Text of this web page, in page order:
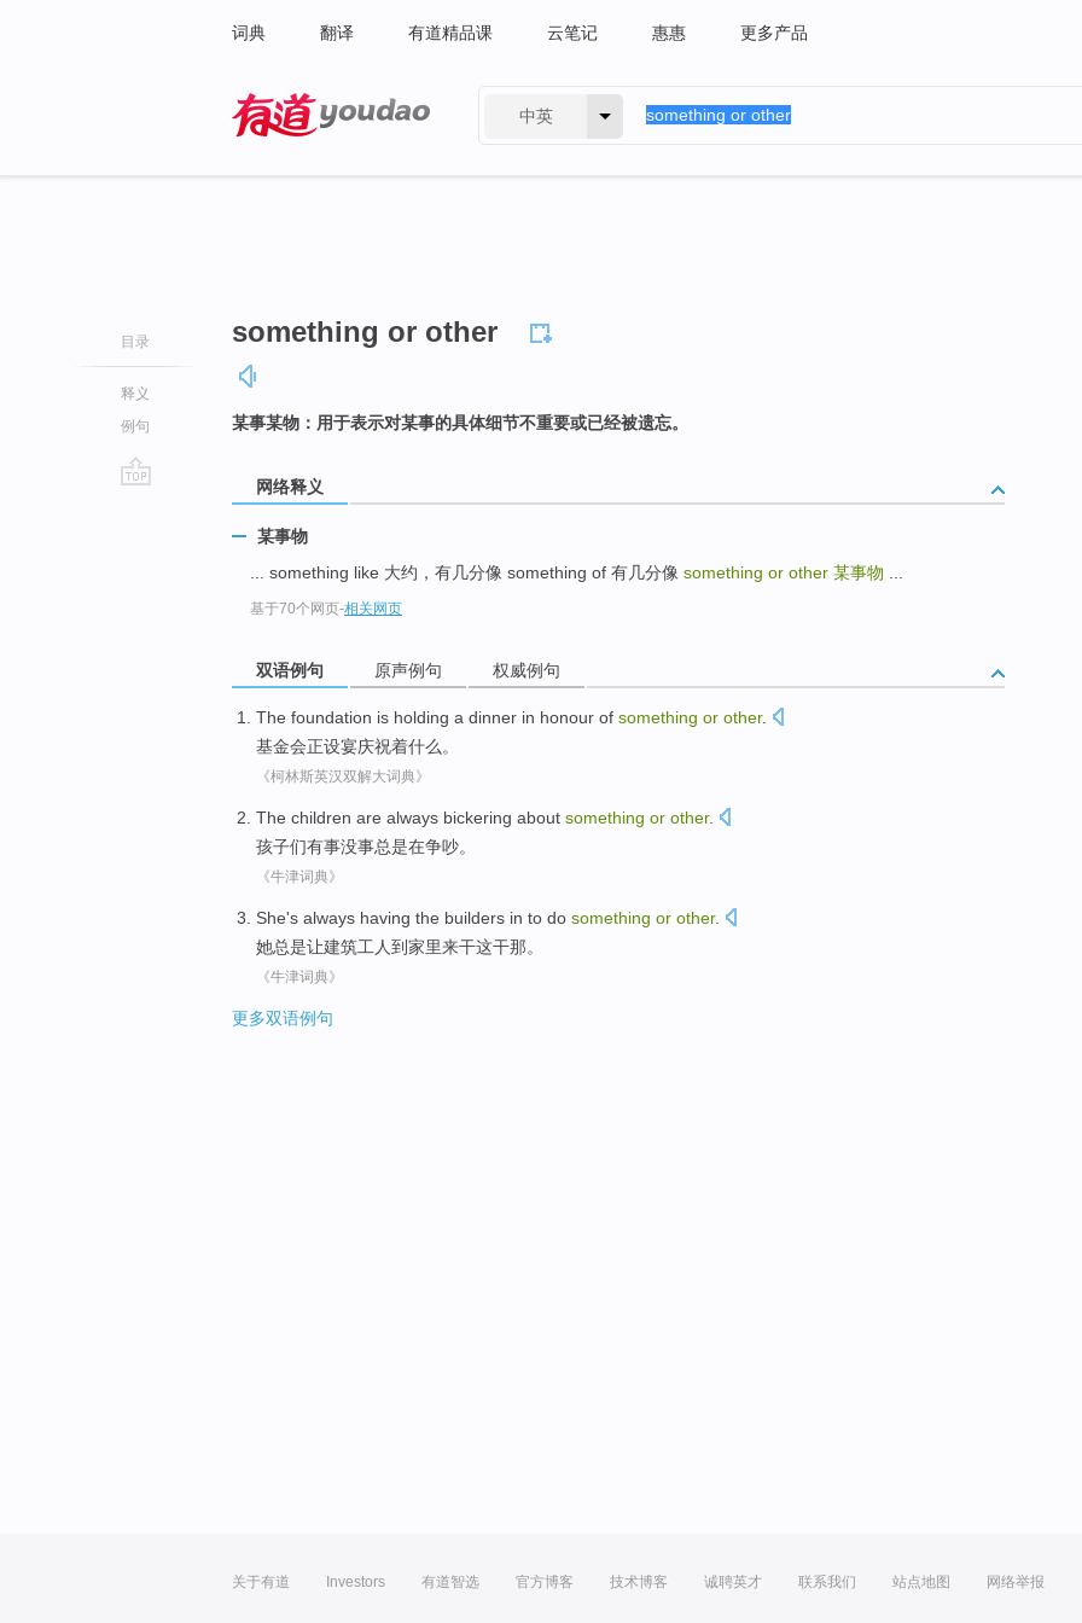
词典 翻译 有道精品课 云笔记 惠惠 更多产品
中英
目录
释义
例句
something or other
某事某物：用于表示对某事的具体细节不重要或已经被遗忘。
网络释义
某事物
... something like 大约，有几分像 something of 有几分像 something or other 某事物
基于70个网页-相关网页
双语例句 原声例句 权威例句
The foundation is holding a dinner in honour of something or other.
基金会正设宴庆祝着什么。
《柯林斯英汉双解大词典》
The children are always bickering about something or other.
孩子们有事没事总是在争吵。
《牛津词典》
She's always having the builders in to do something or other.
她总是让建筑工人到家里来干这干那。
《牛津词典》
更多双语例句
关于有道 Investors 有道智选 官方博客 技术博客 诚聘英才 联系我们 站点地图 网络举报